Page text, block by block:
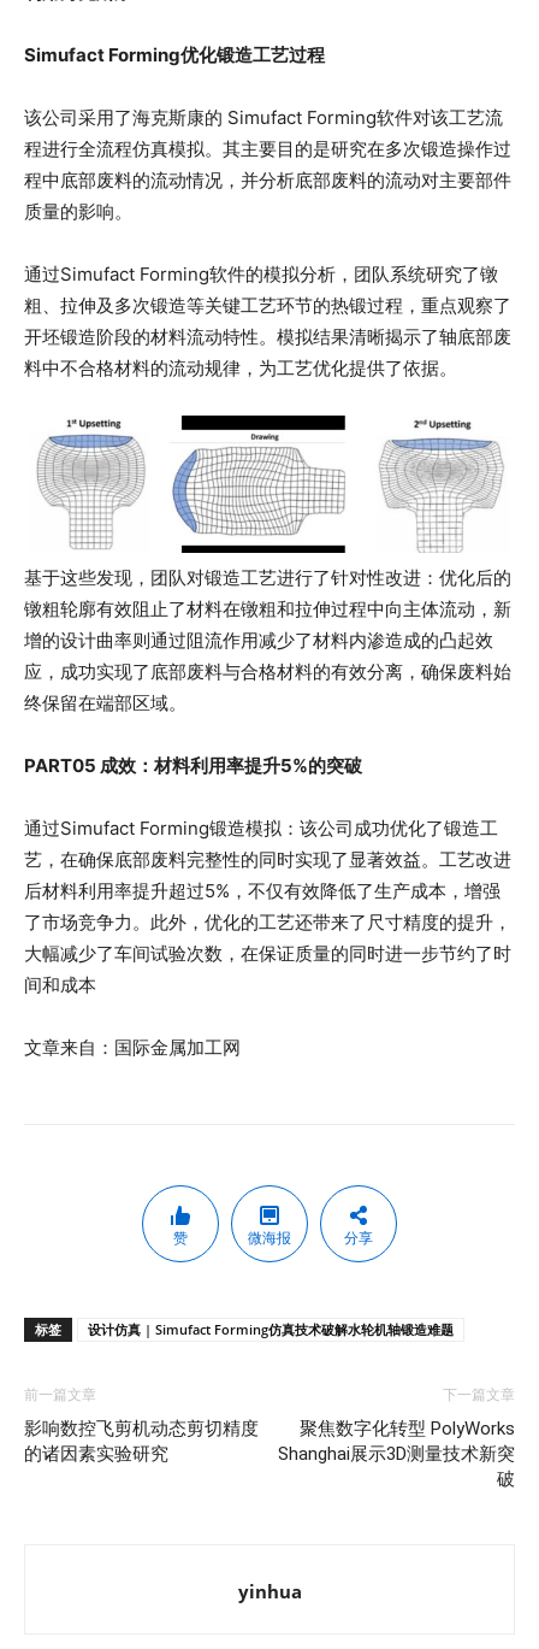
Simufact Forming优化锻造工艺过程
该公司采用了海克斯康的 Simufact Forming软件对该工艺流
程进行全流程仿真模拟。其主要目的是研究在多次锻造操作过
程中底部废料的流动情况，并分析底部废料的流动对主要部件
质量的影响。
通过Simufact Forming软件的模拟分析，团队系统研究了镦
粗、拉伸及多次锻造等关键工艺环节的热锻过程，重点观察了
开坯锻造阶段的材料流动特性。模拟结果清晰揭示了轴底部废
料中不合格材料的流动规律，为工艺优化提供了依据。
基于这些发现，团队对锻造工艺进行了针对性改进：优化后的
镦粗轮廓有效阻止了材料在镦粗和拉伸过程中向主体流动，新
增的设计曲率则通过阻流作用减少了材料内渗造成的凸起效
应，成功实现了底部废料与合格材料的有效分离，确保废料始
终保留在端部区域。
PART05 成效：材料利用率提升5%的突破
通过Simufact Forming锻造模拟：该公司成功优化了锻造工
艺，在确保底部废料完整性的同时实现了显著效益。工艺改进
后材料利用率提升超过5%，不仅有效降低了生产成本，增强
了市场竞争力。此外，优化的工艺还带来了尺寸精度的提升，
大幅减少了车间试验次数，在保证质量的同时进一步节约了时
间和成本
文章来自：国际金属加工网
赞 微海报 分享
标签 设计仿真 | Simufact Forming仿真技术破解水轮机轴锻造难题
前一篇文章
影响数控飞剪机动态剪切精度
的诸因素实验研究
下一篇文章
聚焦数字化转型 PolyWorks
Shanghai展示3D测量技术新突
破
yinhua